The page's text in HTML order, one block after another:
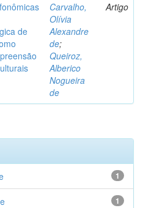
de
Carvalho,
Olívia
Alexandre
de;
Queiroz,
Alberico
Nogueira
de
Artigo
1
1